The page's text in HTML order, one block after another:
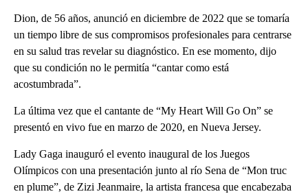
Dion, de 56 años, anunció en diciembre de 2022 que se tomaría
un tiempo libre de sus compromisos profesionales para centrarse
en su salud tras revelar su diagnóstico. En ese momento, dijo
que su condición no le permitía “cantar como está
acostumbrada”.
La última vez que el cantante de “My Heart Will Go On” se
presentó en vivo fue en marzo de 2020, en Nueva Jersey.
Lady Gaga inauguró el evento inaugural de los Juegos
Olímpicos con una presentación junto al río Sena de “Mon truc
en plume”, de Zizi Jeanmaire, la artista francesa que encabezaba